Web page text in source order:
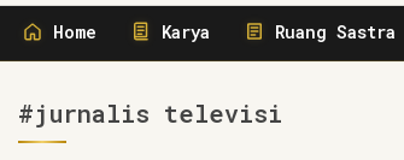
Home Karya Ruang Sastra
#jurnalis televisi